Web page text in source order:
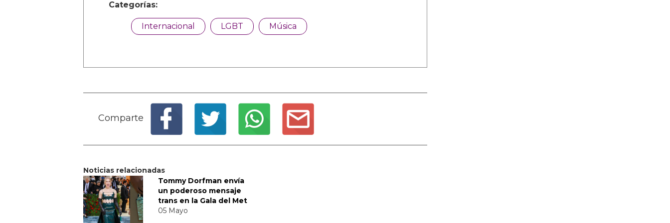
Categorías:
Internacional LGBT Música
Comparte
Noticias relacionadas
Tommy Dorfman envía
un poderoso mensaje
trans en la Gala del Met
05 Mayo